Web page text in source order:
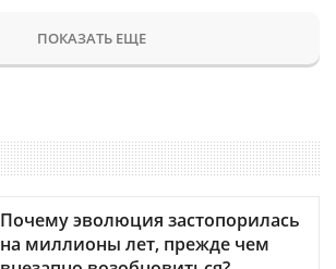
ПОКАЗАТЬ ЕЩЕ
Почему эволюция застопорилась
на миллионы лет, прежде чем